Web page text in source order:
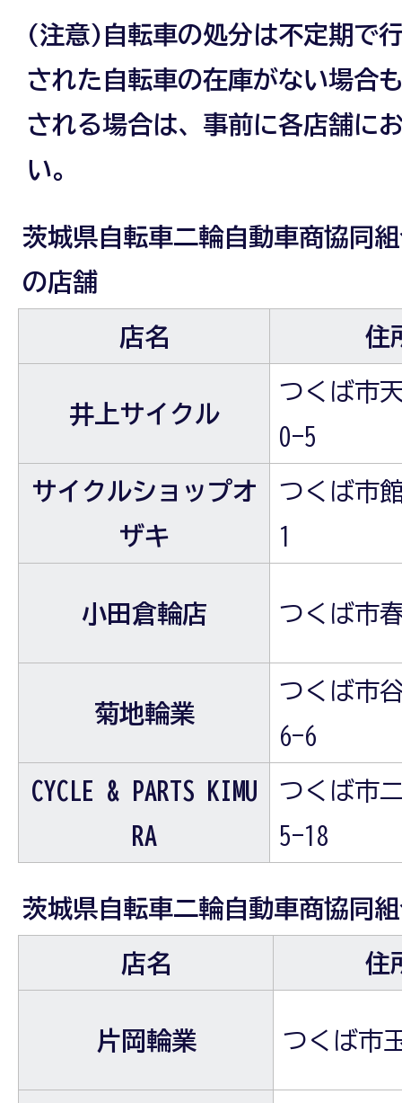
(注意)自転車の処分は不定期で
された自転車の在庫がない場合
される場合は、事前に各店舗に
い。
茨城県自転車二輪自動車商協同
の店舗
店名 住
井上サイクル
つくば市
0-5
サイクルショップオ
ザキ
つくば市
1
小田倉輪店 つくば市
菊地輪業
つくば市
6-6
CYCLE & PARTS KIMU
RA
つくば市
5-18
茨城県自転車二輪自動車商協同
店名 住
片岡輪業 つくば市